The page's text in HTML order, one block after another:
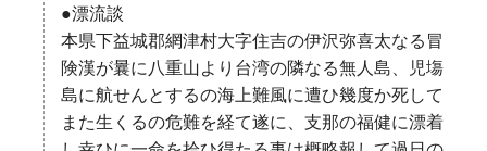
●漂流談
本県下益城郡網津村大字住吉の伊沢弥喜太なる冒
険漢が曩に八重山より台湾の隣なる無人島、児塲
島に航せんとするの海上難風に遭ひ幾度か死して
また生くるの危難を経て遂に、支那の福健に漂着